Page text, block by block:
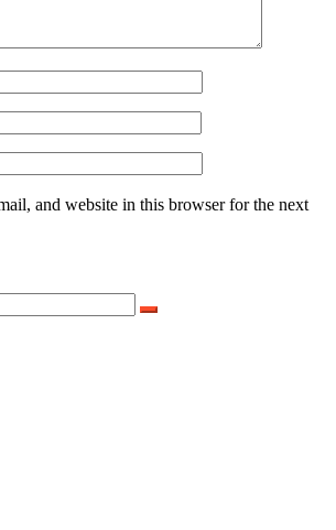
and website in this browser for the next